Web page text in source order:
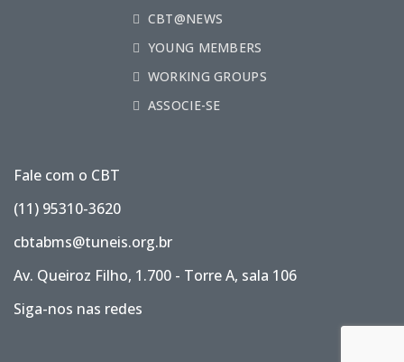
CBT@NEWS
YOUNG MEMBERS
WORKING GROUPS
ASSOCIE-SE
Fale com o CBT
(11) 95310-3620
cbtabms@tuneis.org.br
Av. Queiroz Filho, 1.700 - Torre A, sala 106
Siga-nos nas redes